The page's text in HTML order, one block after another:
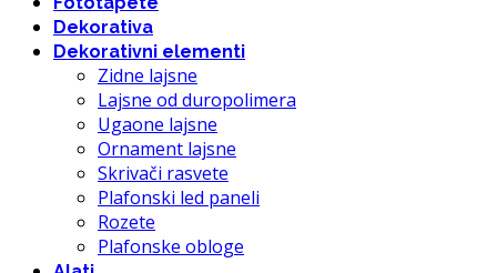
Dekorativa
Dekorativni elementi
Zidne lajsne
Lajsne od duropolimera
Ugaone lajsne
Ornament lajsne
Skrivači rasvete
Plafonski led paneli
Rozete
Plafonske obloge